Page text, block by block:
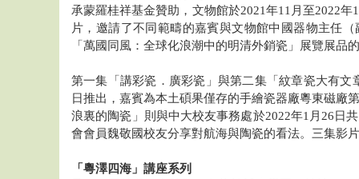
承蒙羅桂祥基金贊助，文物館於2021年11月至2022
片，邀請了不同範疇的嘉賓與文物館中國器物主任
「萬國同風：全球化浪潮中的明清外銷瓷」展覽展品
第一集「講彩瓷．廣彩瓷」與第二集「紋章瓷大有文
日推出，嘉賓為本土碩果僅存的手繪瓷器廠粵東磁廠
浪裏的陶瓷」則與中大校友事務處於2022年1月26日
會會員魏敬國校友分享對航海與陶瓷的看法。三集影
「粵澤四海」講座系列